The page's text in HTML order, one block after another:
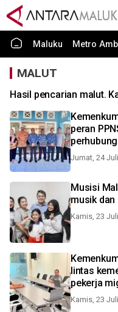
Maluku Metro
MALUT
Hasil pencarian malut.
peran
Jumat, 24
Musisi
musik dan
Kamis, 23
lintas
pekerja
Kamis, 23